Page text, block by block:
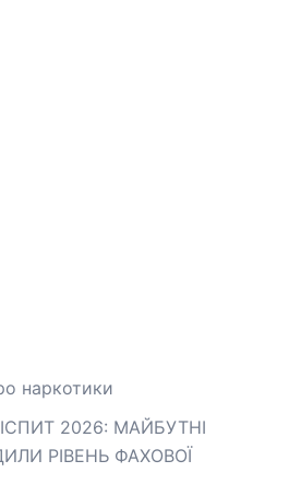
наркотики
2026: МАЙБУТНІ
РІВЕНЬ ФАХОВОЇ